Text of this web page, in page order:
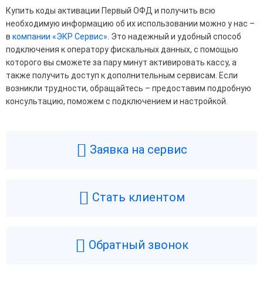
Купить коды активации Первый ОФД и получить всю
необходимую информацию об их использовании можно у нас –
в компании «ЭКР Сервис» . Это надежный и удобный способ
подключения к оператору фискальных данных, с помощью
которого вы сможете за пару минут активировать кассу, а
также получить доступ к дополнительным сервисам. Если
возникли трудности, обращайтесь – предоставим подробную
консультацию, поможем с подключением и настройкой.
Заявка на сервис
Стать клиентом
Обратный звонок